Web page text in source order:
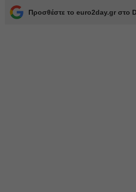
Προσθέστε το euro2day.gr στο